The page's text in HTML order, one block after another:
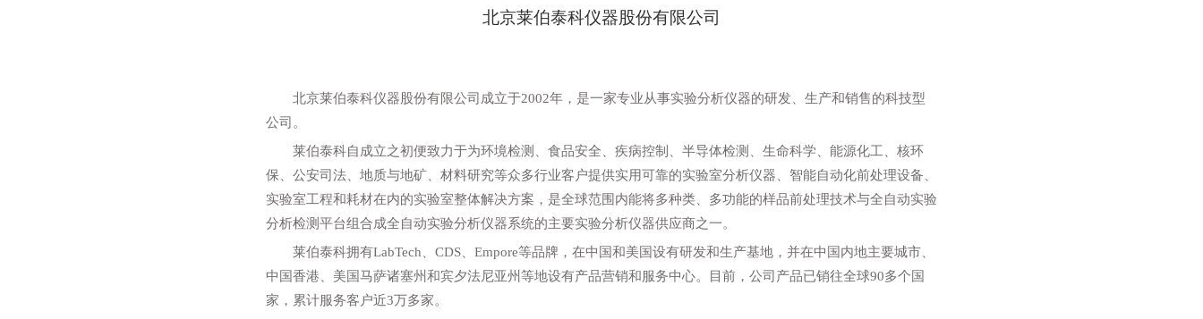
北京莱伯泰科仪器股份有限公司
北京莱伯泰科仪器股份有限公司成立于2002年，是一家专业从事实验分析仪器的研发、生产和销售的科技型
公司。
莱伯泰科自成立之初便致力于为环境检测、食品安全、疾病控制、半导体检测、生命科学、能源化工、核环
保、公安司法、地质与地矿、材料研究等众多行业客户提供实用可靠的实验室分析仪器、智能自动化前处理设备、
实验室工程和耗材在内的实验室整体解决方案，是全球范围内能将多种类、多功能的样品前处理技术与全自动实验
分析检测平台组合成全自动实验分析仪器系统的主要实验分析仪器供应商之一。
莱伯泰科拥有LabTech、CDS、Empore等品牌，在中国和美国设有研发和生产基地，并在中国内地主要城市、
中国香港、美国马萨诸塞州和宾夕法尼亚州等地设有产品营销和服务中心。目前，公司产品已销往全球90多个国
家，累计服务客户近3万多家。